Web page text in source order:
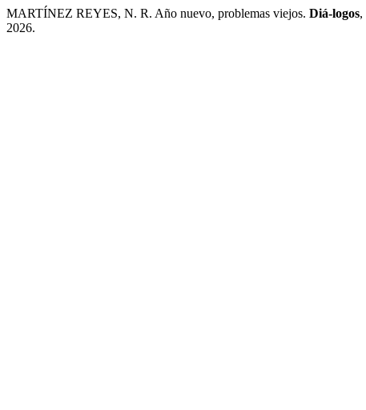
MARTÍNEZ REYES, N. R. Año nuevo, problemas viejos. Diá-logos,
2026.